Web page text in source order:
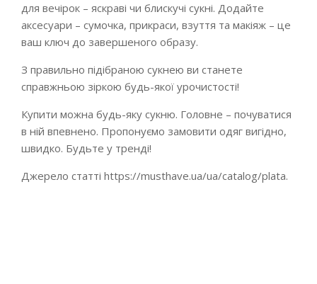
для вечірок – яскраві чи блискучі сукні. Додайте
аксесуари – сумочка, прикраси, взуття та макіяж – це
ваш ключ до завершеного образу.
З правильно підібраною сукнею ви станете
справжньою зіркою будь-якої урочистості!
Купити можна будь-яку сукню. Головне – почуватися
в ній впевнено. Пропонуємо замовити одяг вигідно,
швидко. Будьте у тренді!
Джерело статті https://musthave.ua/ua/catalog/plata.